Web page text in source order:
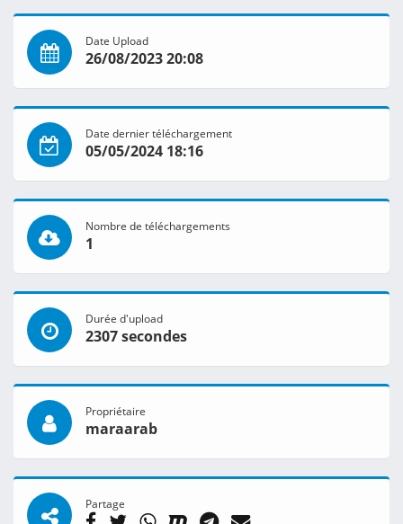
Date Upload
26/08/2023 20:08
Date dernier téléchargement
05/05/2024 18:16
Nombre de téléchargements
1
Durée d'upload
2307 secondes
Propriétaire
maraarab
Partage